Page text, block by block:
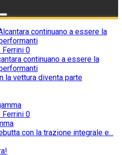
Ferrini 0
continuano a essere la
la vettura diventa parte
Ferrini 0
con la trazione integrale e...